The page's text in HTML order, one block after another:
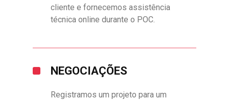
cliente e fornecemos assistência
técnica online durante o POC.
Registramos um projeto para um
NEGOCIAÇÕES